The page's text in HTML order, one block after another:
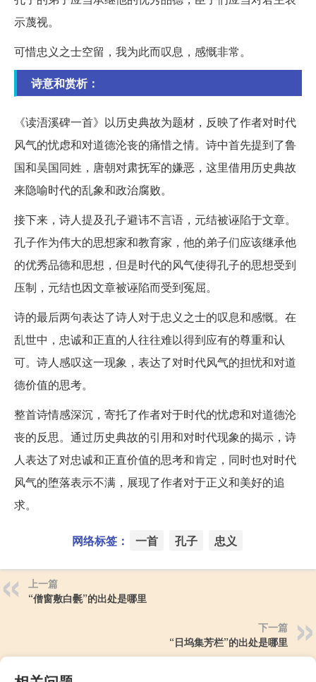
示蔑视。
可惜忠义之士空留，我为此而叹息，感慨非常。
诗意和赏析：
《读浯溪碑一首》以历史典故为题材，反映了作者对时代
风气的忧虑和对道德沦丧的痛惜之情。诗中首先提到了鲁
国和吴国同姓，唐朝对肃抚军的嫌恶，这里借用历史典故
来隐喻时代的乱象和政治腐败。
接下来，诗人提及孔子避讳不言语，元结被诬陷于文章。
孔子作为伟大的思想家和教育家，他的弟子们应该继承他
的优秀品德和思想，但是时代的风气使得孔子的思想受到
压制，元结也因文章被诬陷而受到冤屈。
诗的最后两句表达了诗人对于忠义之士的叹息和感慨。在
乱世中，忠诚和正直的人往往难以得到应有的尊重和认
可。诗人感叹这一现象，表达了对时代风气的担忧和对道
德价值的思考。
整首诗情感深沉，寄托了作者对于时代的忧虑和对道德沦
丧的反思。通过历史典故的引用和对时代现象的揭示，诗
人表达了对忠诚和正直价值的思考和肯定，同时也对时代
风气的堕落表示不满，展现了作者对于正义和美好的追
求。
网络标签： 一首 孔子 忠义
上一篇
“僧窗敷白氎”的出处是哪里
下一篇
“日坞集芳栏”的出处是哪里